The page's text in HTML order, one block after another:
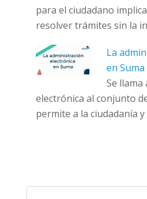
para el ciudadano
resolver trámites sin la
La
en Suma
Se
electrónica al conjunto
permite a la ciudadanía y